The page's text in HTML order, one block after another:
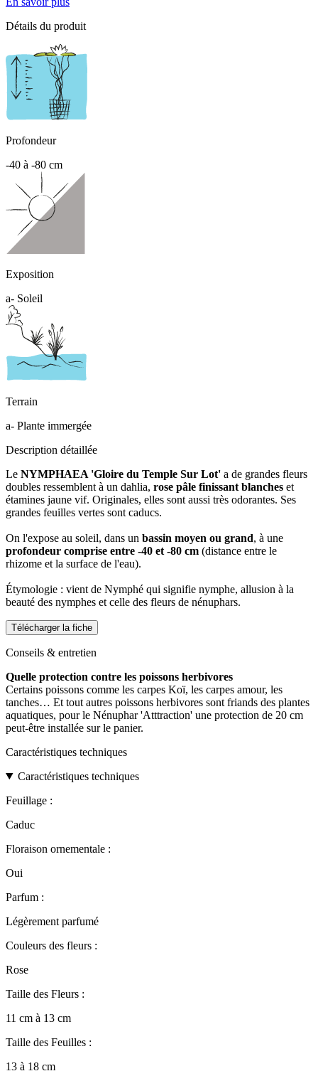
Détails du produit
Profondeur
-40 à -80 cm
Exposition
a- Soleil
Terrain
a- Plante immergée
Description détaillée
Le NYMPHAEA 'Gloire du Temple Sur Lot' a de grandes fleurs
doubles ressemblent à un dahlia, rose pâle finissant blanches et
étamines jaune vif. Originales, elles sont aussi très odorantes. Ses
grandes feuilles vertes sont caducs.
On l'expose au soleil, dans un bassin moyen ou grand, à une
profondeur comprise entre -40 et -80 cm (distance entre le
rhizome et la surface de l'eau).
Étymologie : vient de Nymphé qui signifie nymphe, allusion à la
beauté des nymphes et celle des fleurs de nénuphars.
Télécharger la fiche
Conseils & entretien
Quelle protection contre les poissons herbivores
Certains poissons comme les carpes Koï, les carpes amour, les
tanches… Et tout autres poissons herbivores sont friands des plantes
aquatiques, pour le Nénuphar 'Atttraction' une protection de 20 cm
peut-être installée sur le panier.
Caractéristiques techniques
Caractéristiques techniques
Feuillage :
Caduc
Floraison ornementale :
Oui
Parfum :
Légèrement parfumé
Couleurs des fleurs :
Rose
Taille des Fleurs :
11 cm à 13 cm
Taille des Feuilles :
13 à 18 cm